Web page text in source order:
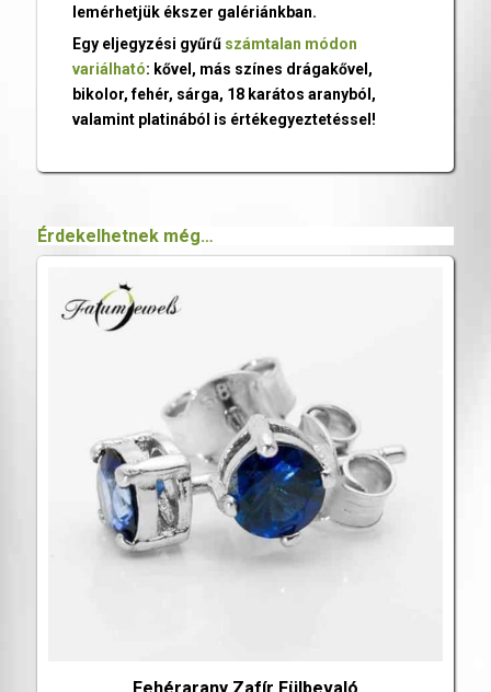
lemérhetjük ékszer galériánkban.
Egy eljegyzési gyűrű számtalan módon
variálható: kővel, más színes drágakővel,
bikolor, fehér, sárga, 18 karátos aranyból,
valamint platinából is értékegyeztetéssel!
Érdekelhetnek még…